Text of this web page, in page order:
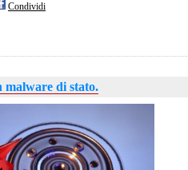
Condividi
malware di stato.